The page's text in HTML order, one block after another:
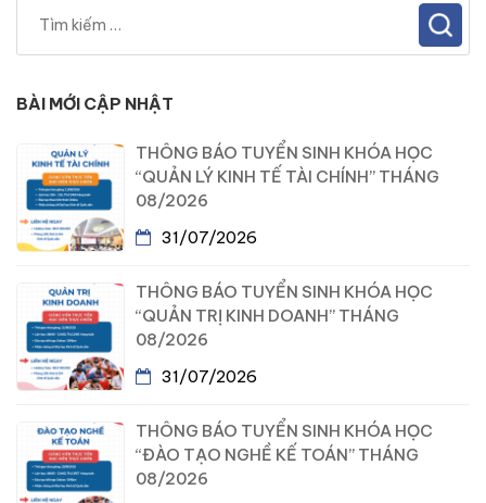
BÀI MỚI CẬP NHẬT
THÔNG BÁO TUYỂN SINH KHÓA HỌC
“QUẢN LÝ KINH TẾ TÀI CHÍNH” THÁNG
08/2026
31/07/2026
THÔNG BÁO TUYỂN SINH KHÓA HỌC
“QUẢN TRỊ KINH DOANH” THÁNG
08/2026
31/07/2026
THÔNG BÁO TUYỂN SINH KHÓA HỌC
“ĐÀO TẠO NGHỀ KẾ TOÁN” THÁNG
08/2026